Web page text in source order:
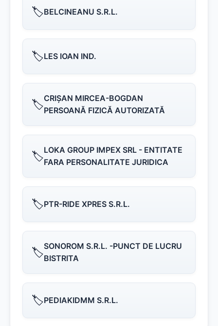
🏷️BELCINEANU S.R.L.
🏷️LES IOAN IND.
🏷️CRIŞAN MIRCEA-BOGDAN
PERSOANĂ FIZICĂ AUTORIZATĂ
🏷️LOKA GROUP IMPEX SRL - ENTITATE
FARA PERSONALITATE JURIDICA
🏷️PTR-RIDE XPRES S.R.L.
🏷️SONOROM S.R.L. -PUNCT DE LUCRU
BISTRITA
🏷️PEDIAKIDMM S.R.L.